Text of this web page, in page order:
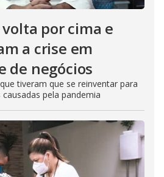
por cima e
a crise em
de negócios
tiveram que se reinventar para
pela pandemia